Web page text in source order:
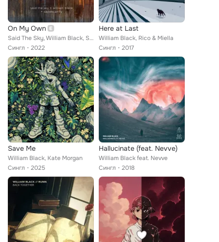
On My Own
Said The Sky, William Black, SayWeCanFly
Сингл
2022
Here at Last
William Black, Rico & Miella
Сингл
2017
Save Me
William Black, Kate Morgan
Сингл
2025
Hallucinate (feat. Nevve)
William Black feat. Nevve
Сингл
2018